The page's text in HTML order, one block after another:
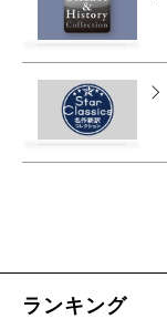
ランキング